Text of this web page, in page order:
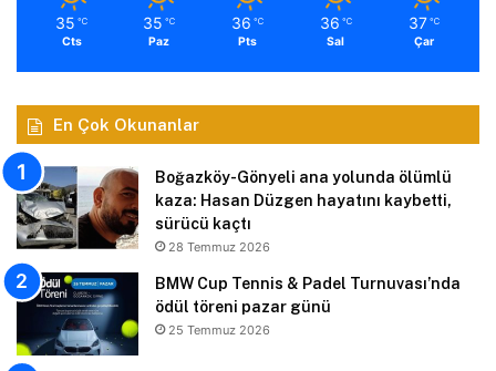
35 ℃
Cts
35 ℃
Paz
36 ℃
Pts
36 ℃
Sal
37 ℃
Çar
En Çok Okunanlar
Boğazköy-Gönyeli ana yolunda ölümlü
kaza: Hasan Düzgen hayatını kaybetti,
sürücü kaçtı
28 Temmuz 2026
BMW Cup Tennis & Padel Turnuvası’nda
ödül töreni pazar günü
25 Temmuz 2026